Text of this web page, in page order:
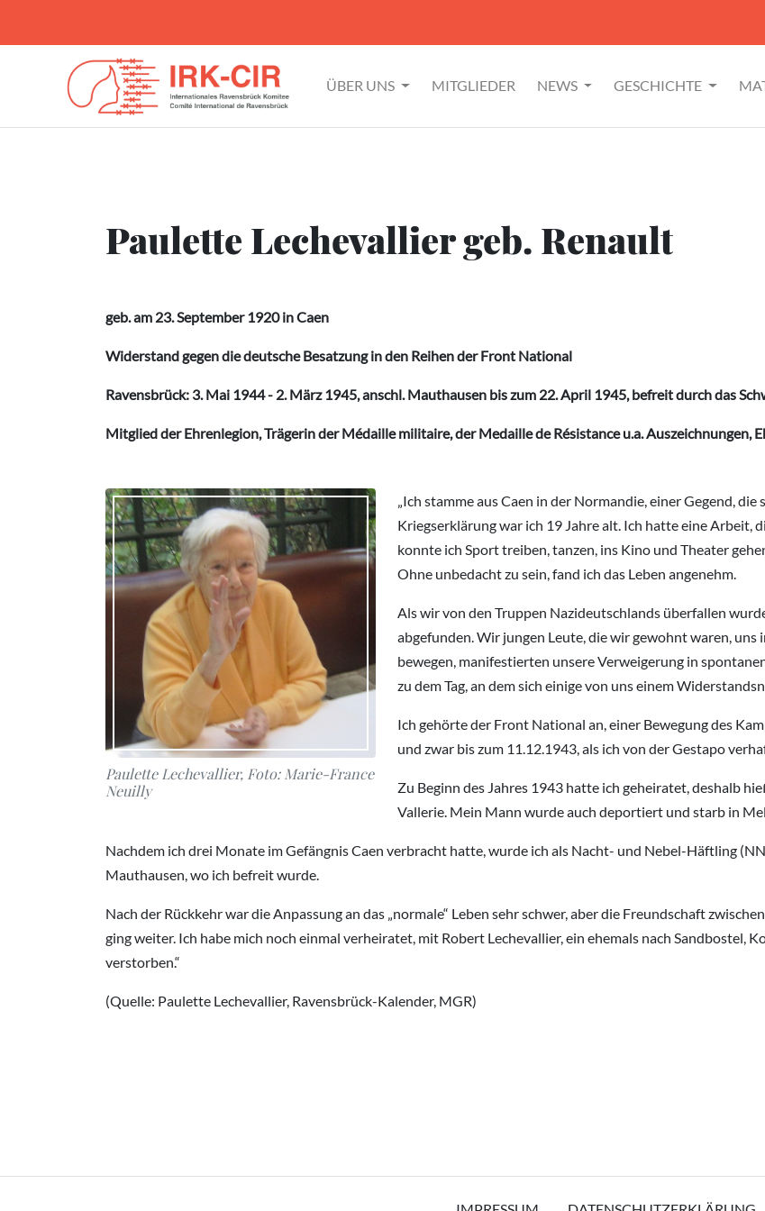
ÜBER UNS MITGLIEDER NEWS GESCHICHTE
Paulette Lechevallier geb. Renault
geb. am 23. September 1920 in Caen
Widerstand gegen die deutsche Besatzung in den Reihen der Front National
Ravensbrück: 3. Mai 1944 - 2. März 1945, anschl. Mauthausen bis zum 22. April 1945, befreit durch das
Mitglied der Ehrenlegion, Trägerin der Médaille militaire, der Medaille de Résistance u.a. Auszeichnungen,
Paulette Lechevallier, Foto: Marie-France
Neuilly
„Ich stamme aus Caen in der Normandie, einer Gegend,
Kriegserklärung war ich 19 Jahre alt. Ich hatte eine Arbeit,
konnte ich Sport treiben, tanzen, ins Kino und Theater
Ohne unbedacht zu sein, fand ich das Leben angenehm.
Als wir von den Truppen Nazideutschlands überfallen
abgefunden. Wir jungen Leute, die wir gewohnt waren,
bewegen, manifestierten unsere Verweigerung in
zu dem Tag, an dem sich einige von uns einem
Ich gehörte der Front National an, einer Bewegung des
und zwar bis zum 11.12.1943, als ich von der Gestapo
Zu Beginn des Jahres 1943 hatte ich geheiratet, deshalb
Vallerie. Mein Mann wurde auch deportiert und starb in
Nachdem ich drei Monate im Gefängnis Caen verbracht hatte, wurde ich als Nacht- und Nebel-Häftling
Mauthausen, wo ich befreit wurde.
Nach der Rückkehr war die Anpassung an das „normale“ Leben sehr schwer, aber die Freundschaft
ging weiter. Ich habe mich noch einmal verheiratet, mit Robert Lechevallier, ein ehemals nach Sandbostel,
verstorben.“
(Quelle: Paulette Lechevallier, Ravensbrück-Kalender, MGR)